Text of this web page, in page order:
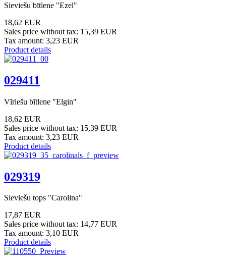
Sieviešu bītlene "Ezel"
18,62 EUR
Sales price without tax: 15,39 EUR
Tax amount: 3,23 EUR
Product details
029411
Vīriešu bītlene "Elgin"
18,62 EUR
Sales price without tax: 15,39 EUR
Tax amount: 3,23 EUR
Product details
029319
Sieviešu tops "Carolina"
17,87 EUR
Sales price without tax: 14,77 EUR
Tax amount: 3,10 EUR
Product details